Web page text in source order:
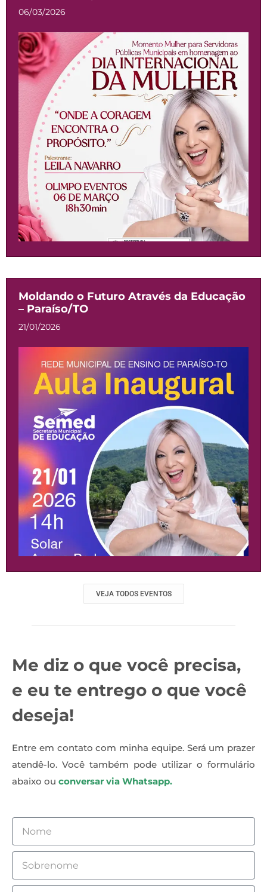
06/03/2026
Moldando o Futuro Através da Educação
– Paraíso/TO
21/01/2026
VEJA TODOS EVENTOS
Me diz o que você precisa,
e eu te entrego o que você
deseja!
Entre em contato com minha equipe. Será um prazer
atendê-lo. Você também pode utilizar o formulário
abaixo ou conversar via Whatsapp.
Nome
Sobrenome